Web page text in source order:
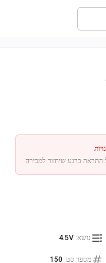
התראה ברגע שיחזור למכירה
נושא:
4.5V
מספר סט:
150